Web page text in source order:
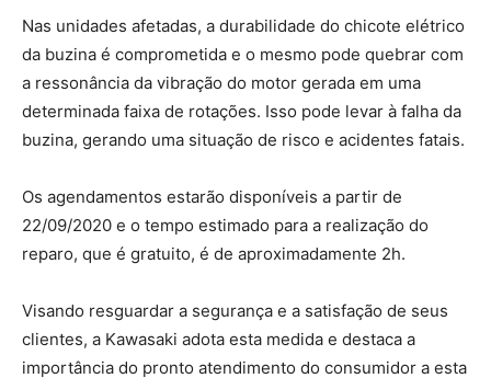
Nas unidades afetadas, a durabilidade do chicote elétrico
da buzina é comprometida e o mesmo pode quebrar com
a ressonância da vibração do motor gerada em uma
determinada faixa de rotações. Isso pode levar à falha da
buzina, gerando uma situação de risco e acidentes fatais.
Os agendamentos estarão disponíveis a partir de
22/09/2020 e o tempo estimado para a realização do
reparo, que é gratuito, é de aproximadamente 2h.
Visando resguardar a segurança e a satisfação de seus
clientes, a Kawasaki adota esta medida e destaca a
importância do pronto atendimento do consumidor a esta